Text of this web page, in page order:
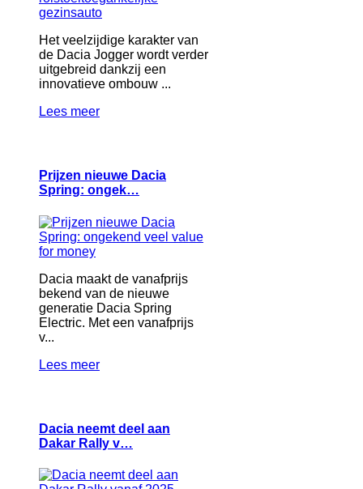
Het veelzijdige karakter van
de Dacia Jogger wordt verder
uitgebreid dankzij een
innovatieve ombouw ...
Lees meer
Prijzen nieuwe Dacia
Spring: ongek…
Dacia maakt de vanafprijs
bekend van de nieuwe
generatie Dacia Spring
Electric. Met een vanafprijs
v...
Lees meer
Dacia neemt deel aan
Dakar Rally v…